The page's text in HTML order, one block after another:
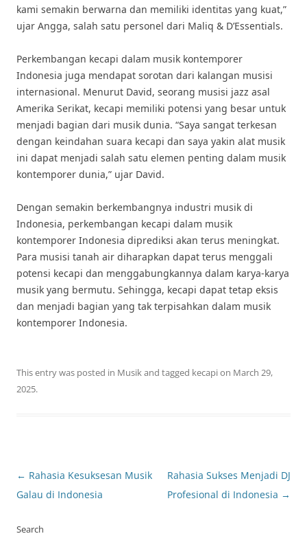
kami semakin berwarna dan memiliki identitas yang kuat,”
ujar Angga, salah satu personel dari Maliq & D’Essentials.
Perkembangan kecapi dalam musik kontemporer
Indonesia juga mendapat sorotan dari kalangan musisi
internasional. Menurut David, seorang musisi jazz asal
Amerika Serikat, kecapi memiliki potensi yang besar untuk
menjadi bagian dari musik dunia. “Saya sangat terkesan
dengan keindahan suara kecapi dan saya yakin alat musik
ini dapat menjadi salah satu elemen penting dalam musik
kontemporer dunia,” ujar David.
Dengan semakin berkembangnya industri musik di
Indonesia, perkembangan kecapi dalam musik
kontemporer Indonesia diprediksi akan terus meningkat.
Para musisi tanah air diharapkan dapat terus menggali
potensi kecapi dan menggabungkannya dalam karya-karya
musik yang bermutu. Sehingga, kecapi dapat tetap eksis
dan menjadi bagian yang tak terpisahkan dalam musik
kontemporer Indonesia.
This entry was posted in Musikand tagged kecapion March 29,
2025.
Post
navigation
← Rahasia Kesuksesan Musik
Galau di Indonesia
Rahasia Sukses Menjadi DJ
Profesional di Indonesia →
Search